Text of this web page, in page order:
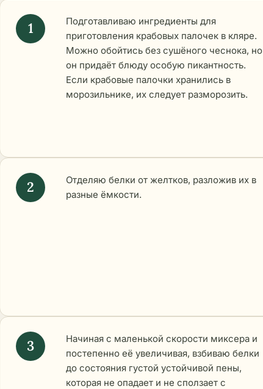
Подготавливаю ингредиенты для
приготовления крабовых палочек в кляре.
Можно обойтись без сушёного чеснока, но
он придаёт блюду особую пикантность.
Если крабовые палочки хранились в
морозильнике, их следует разморозить.
Отделяю белки от желтков, разложив их в
разные ёмкости.
Начиная с маленькой скорости миксера и
постепенно её увеличивая, взбиваю белки
до состояния густой устойчивой пены,
которая не опадает и не сползает с